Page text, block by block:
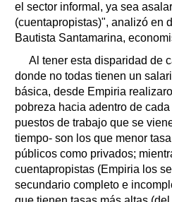
el sector informal, ya sea
(cuentapropistas)", analizó en
Bautista Santamarina,
Al tener esta disparidad de
donde no todas tienen un
básica, desde Empiria
pobreza hacia adentro de
puestos de trabajo que se
tiempo- son los que menor
públicos como privados;
cuentapropistas (Empiria los
secundario completo e